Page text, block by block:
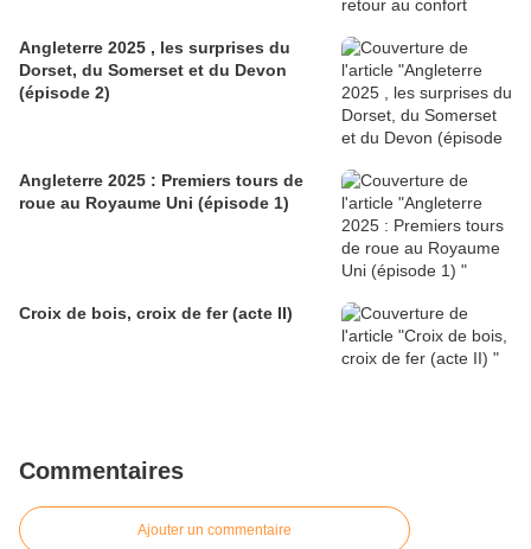
Angleterre 2025 , les surprises du
Dorset, du Somerset et du Devon
(épisode 2)
Angleterre 2025 : Premiers tours de
roue au Royaume Uni (épisode 1)
Croix de bois, croix de fer (acte II)
Commentaires
Ajouter un commentaire